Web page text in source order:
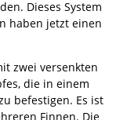
Dieses System
haben jetzt einen
zwei versenkten
die in einem
befestigen. Es ist
Finnen. Die